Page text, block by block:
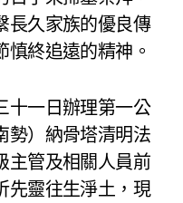
長久家族的優良傳
終追遠的精神。
十一日辦理第一公
勢）納骨塔清明法
主管及相關人員前
先靈往生淨土，現